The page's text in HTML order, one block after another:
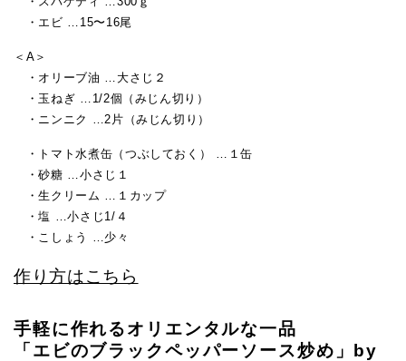
・エビ …15〜16尾
＜A＞
・オリーブ油 …大さじ２
・玉ねぎ …1/2個（みじん切り）
・ニンニク …2片（みじん切り）
・トマト水煮缶（つぶしておく） …１缶
・砂糖 …小さじ１
・生クリーム …１カップ
・塩 …小さじ1/４
・こしょう …少々
作り方はこちら
手軽に作れるオリエンタルな一品
「エビのブラックペッパーソース炒め」by